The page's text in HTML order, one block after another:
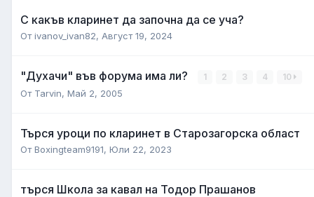
С какъв кларинет да започна да се уча?
Отivanov_ivan82, Август 19, 2024
"Духачи" във форума има ли? 1 2 3 4 10
От Tarvin, Май 2, 2005
Търся уроци по кларинет в Старозагорска област
ОтBoxingteam9191, Юли 22, 2023
търся Школа за кавал на Тодор Прашанов